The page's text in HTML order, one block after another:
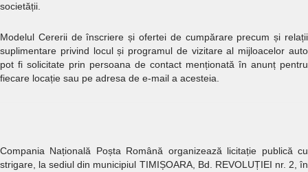
societății.
Modelul Cererii de înscriere și ofertei de cumpărare precum și relații
suplimentare privind locul și programul de vizitare al mijloacelor auto
pot fi solicitate prin persoana de contact menționată în anunț pentru
fiecare locație sau pe adresa de e-mail a acesteia.
Compania Națională Poșta Română organizează licitație publică cu
strigare, la sediul din municipiul TIMIȘOARA, Bd. REVOLUȚIEI nr. 2, în